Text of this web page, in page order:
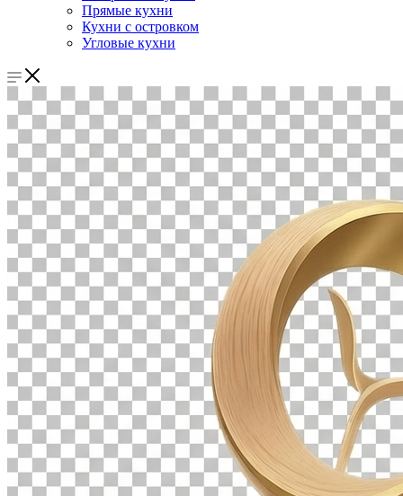
Прямые кухни
Кухни с островком
Угловые кухни